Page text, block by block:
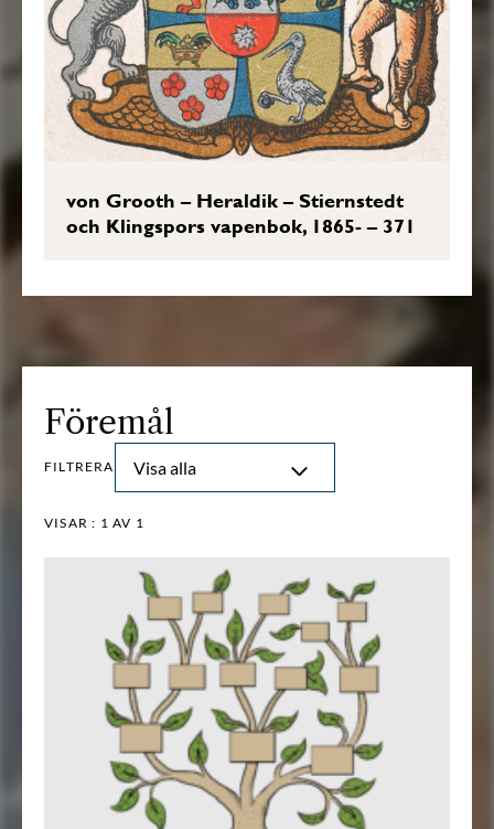
von Grooth – Heraldik – Stiernstedt
och Klingspors vapenbok, 1865- – 371
Föremål
FILTRERA Visa alla
VISAR : 1 AV 1